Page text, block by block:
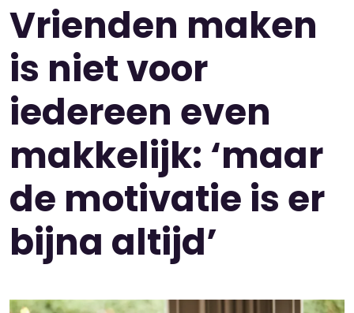
Vrienden maken
is niet voor
iedereen even
makkelijk: ‘maar
de motivatie is er
bijna altijd’